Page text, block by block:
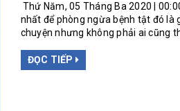
Thứ Năm, 05 Tháng Ba 2020 |
nhất để phòng ngừa bệnh tật đó là
chuyện nhưng không phải ai cũng
ĐỌC TIẾP